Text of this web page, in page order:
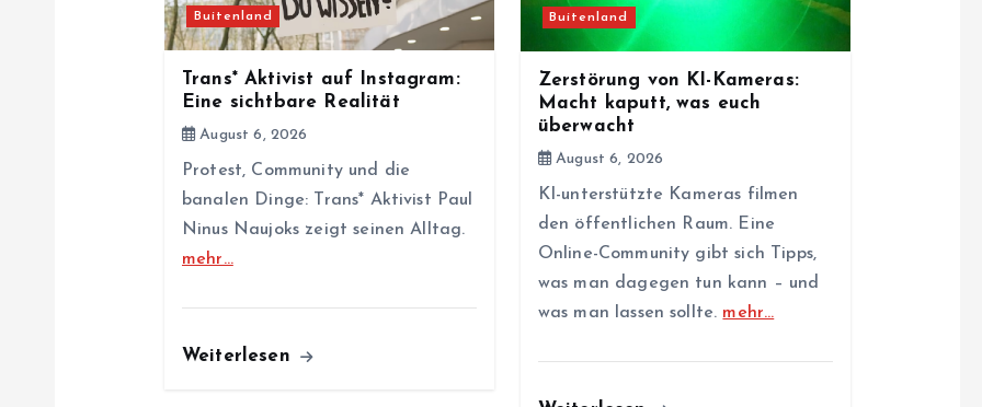
Buitenland
Trans* Aktivist auf Instagram:
Eine sichtbare Realität
August 6, 2026
Protest, Community und die
banalen Dinge: Trans* Aktivist Paul
Ninus Naujoks zeigt seinen Alltag.
mehr…
Weiterlesen
Buitenland
Zerstörung von KI-Kameras:
Macht kaputt, was euch
überwacht
August 6, 2026
KI-unterstützte Kameras filmen
den öffentlichen Raum. Eine
Online-Community gibt sich Tipps,
was man dagegen tun kann – und
was man lassen sollte. mehr…